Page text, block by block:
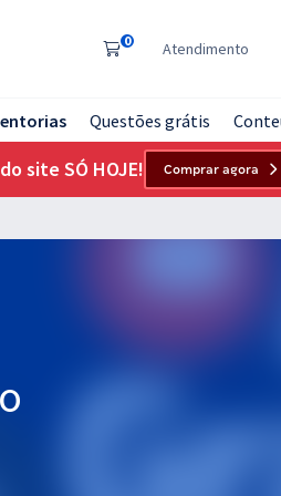
0 Atendimento
Questões grátis
site SÓ HOJE! Comprar agora